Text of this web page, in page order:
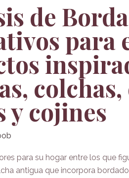
de
para
colchas,
y cojines
para su hogar entre los que
antigua que incorpora